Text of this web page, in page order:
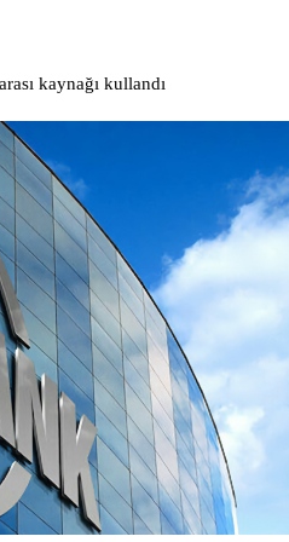
kaynağı kullandı